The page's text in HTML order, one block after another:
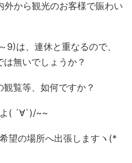
外から観光のお客様で賑わい
9)は、連休と重なるので、
無いでしょうか？
覧等、如何ですか？
よ( ´∀`)/~~
望の場所へ出張しますヽ(*